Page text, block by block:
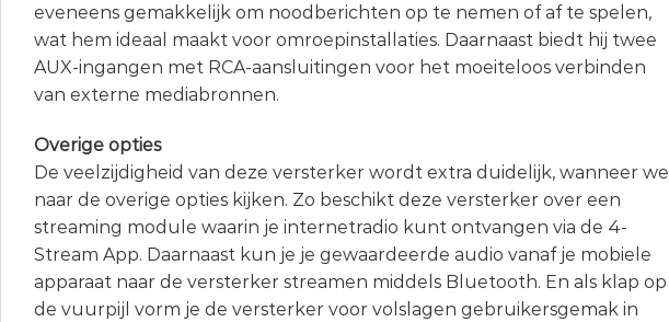
eveneens gemakkelijk om noodberichten op te nemen of af te spelen,
wat hem ideaal maakt voor omroepinstallaties. Daarnaast biedt hij twee
AUX-ingangen met RCA-aansluitingen voor het moeiteloos verbinden
van externe mediabronnen.
Overige opties
De veelzijdigheid van deze versterker wordt extra duidelijk, wanneer we
naar de overige opties kijken. Zo beschikt deze versterker over een
streaming module waarin je internetradio kunt ontvangen via de 4-
Stream App. Daarnaast kun je je gewaardeerde audio vanaf je mobiele
apparaat naar de versterker streamen middels Bluetooth. En als klap op
de vuurpijl vorm je de versterker voor volslagen gebruikersgemak in